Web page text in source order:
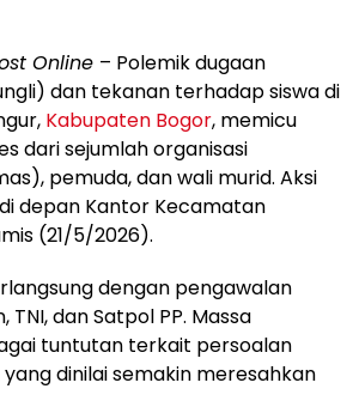
Online – Polemik dugaan
dan tekanan terhadap siswa di
Kabupaten Bogor, memicu
dari sejumlah organisasi
pemuda, dan wali murid. Aksi
depan Kantor Kecamatan
(21/5/2026).
dengan pengawalan
dan Satpol PP. Massa
tuntutan terkait persoalan
dinilai semakin meresahkan